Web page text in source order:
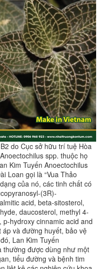
do Cục sở hữu trí tuệ Hòa
spp. thuộc họ
Kim Tuyến Anoectochilus
Loan gọi là “Vua Thảo
của nó, các tinh chất có
(3R)-
acid, beta-sitosterol,
daucosterol, methyl 4-
hydroxy cinnamic acid and
và đường huyết, bảo vệ
Lan Kim Tuyến
thường được dùng như một
tiểu đường và bệnh tim